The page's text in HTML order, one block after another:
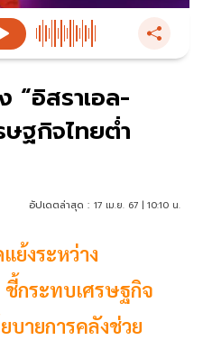
“อิสราเอล-
ษฐกิจไทยต่ำ
อัปเดตล่าสุด : 17 เม.ย. 67 | 10:10 น.
ย้งระหว่าง
ชี้กระทบเศรษฐกิจ
บายการคลังช่วย